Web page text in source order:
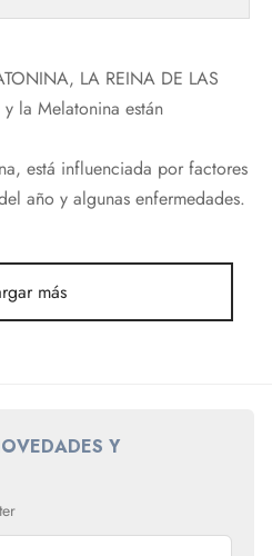
LA REINA DE LAS
la Melatonina están
está influenciada por factores
año y algunas enfermedades.
más
Y